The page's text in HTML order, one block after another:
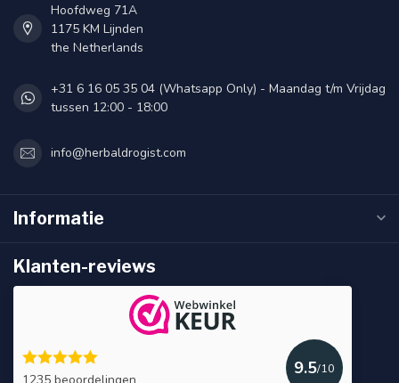
Hoofdweg 71A
1175 KM Lijnden
the Netherlands
+31 6 16 05 35 04 (Whatsapp Only) - Maandag t/m Vrijdag
tussen 12:00 - 18:00
info@herbaldrogist.com
Informatie
Klanten-reviews
1235 beoordelingen
9.5/10